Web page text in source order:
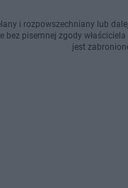
i rozpowszechniany lub
pisemnej zgody
jest